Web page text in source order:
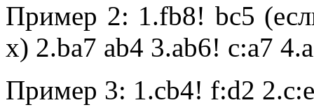
Пример 2: 1.fb8! bc5
x) 2.ba7 ab4 3.ab6! c:a7
Пример 3: 1.cb4! f:d2